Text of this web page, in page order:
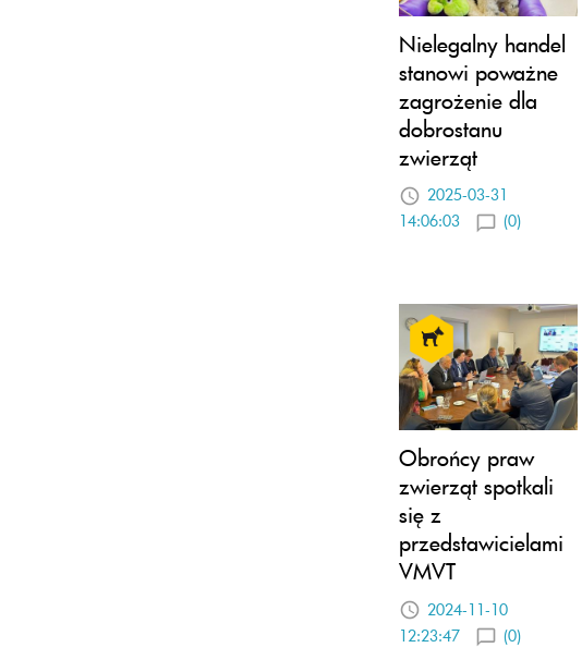
Nielegalny handel
stanowi poważne
zagrożenie dla
dobrostanu
zwierząt
2025-03-31
14:06:03
(0)
Obrońcy praw
zwierząt spotkali
się z
przedstawicielami
VMVT
2024-11-10
12:23:47
(0)